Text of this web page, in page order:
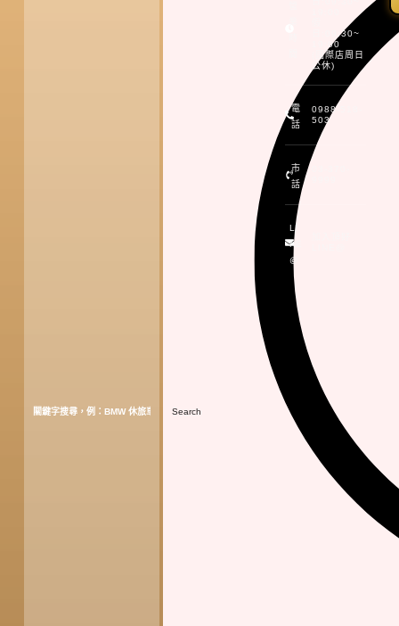
Search
日:09:30~
19:00
(國際店周日
公休)
電
話
0988-518-
503
市
話
LI
NE
@